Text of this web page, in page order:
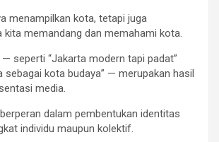
menampilkan kota, tetapi juga
kita memandang dan memahami kota.
seperti “Jakarta modern tapi padat”
sebagai kota budaya” — merupakan hasil
media.
dalam pembentukan identitas
individu maupun kolektif.